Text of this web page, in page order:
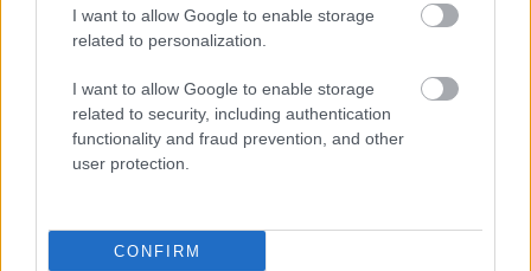
I want to allow Google to enable storage
related to personalization.
I want to allow Google to enable storage
related to security, including authentication
functionality and fraud prevention, and other
user protection.
CONFIRM